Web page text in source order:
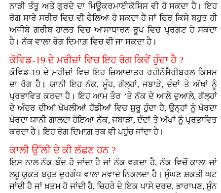
ਨਾੜੀ ਤੰਤੂ ਅਤੇ ਗੁਰਦੇ ਦਾ ਮਿਊਕਰਮਾਈਕੋਸਿਸ ਵੀ ਹੋ ਸਕਦਾ ਹੈ। ਇਹ
ਰੋਗ ਸਾਰੇ ਸਰੀਰ ਵਿਚ ਵੀ ਫੈਲਿਆ ਹੋ ਸਕਦਾ ਹੈ ਜਾਂ ਫਿਰ ਕਿਸੇ ਬਹੁਤ ਹੀ
ਅਜੀਬੋ ਗਰੀਬ ਹਾਲਤ ਵਿਚ ਆਸਾਧਾਰਨ ਰੂਪ ਵਿਚ ਪ੍ਰਗਟ ਹੋ ਸਕਦਾ
ਹੈ। ਨੱਕ ਵਾਲਾ ਰੋਗ ਦਿਮਾਗ਼ ਵਿਚ ਵੀ ਜਾ ਸਕਦਾ ਹੈ।
ਕੋਵਿਡ-19 ਦੇ ਮਰੀਜ਼ਾਂ ਵਿਚ ਇਹ ਰੋਗ ਕਿਵੇਂ ਹੁੰਦਾ ਹੈ ?
ਕੋਵਿਡ-19 ਦੇ ਮਰੀਜ਼ਾਂ ਵਿਚ ਇਹ ਜ਼ਿਆਦਾਤਰ ਰਹੀਨੋਸੈਰੀਬਰਲ ਕਿਸਮ
ਦਾ ਰੋਗ ਹੈ। ਯਾਨੀ ਇਹ ਨੱਕ, ਮੂੰਹ, ਗੱਲ੍ਹਾਂ, ਜਬਾੜੇ, ਦੰਦਾਂ ਤੇ ਅੱਖਾਂ ਨੂੰ
ਪ੍ਰਭਾਵਿਤ ਕਰਦਾ ਹੈ। ਇਹ ਆਮ ਤੌਰ ’ਤੇ ਨੱਕ ਦੇ ਆਲੇ ਦੁਆਲੇ, ਗੱਲ੍ਹਾਂ
ਦੇ ਅੰਦਰ ਦੀਆਂ ਖੋਖਲੀਆਂ ਹੱਡੀਆਂ ਵਿਚ ਸ਼ੁਰੂ ਹੁੰਦਾ ਹੈ, ਉਨ੍ਹਾਂ ਨੂੰ ਖੋਰਦਾ
ਖੋਰਦਾ ਯਾਨੀ ਗਾਲਦਾ ਹੋਇਆ ਨੱਕ, ਜਬਾੜਾ, ਦੰਦਾਂ ਤੇ ਅੱਖਾਂ ਨੂੰ ਪ੍ਰਭਾਵਿਤ
ਕਰਦਾ ਹੈ। ਇਹ ਰੋਗ ਦਿਮਾਗ਼ ਤਕ ਵੀ ਪਹੁੰਚ ਜਾਂਦਾ ਹੈ।
ਕਾਲੀ ਉੱਲੀ ਦੇ ਕੀ ਲੱਛਣ ਹਨ ?
ਇਸ ਨਾਲ ਨੱਕ ਬੰਦ ਹੋ ਜਾਂਦਾ ਹੈ ਜਾਂ ਨੱਕ ਵਗਦਾ ਹੈ, ਨੱਕ ਵਿਚੋਂ ਕਾਲਾ ਜਾਂ
ਲਹੂ ਯੁਕਤ ਬਹੁਤ ਦੁਰਗੰਧ ਵਾਲਾ ਮਵਾਦ ਨਿਕਲਦਾ ਹੈ। ਸੁੰਘਣ ਸ਼ਕਤੀ ਘਟ
ਜਾਂਦੀ ਹੈ ਜਾਂ ਖ਼ਤਮ ਹੋ ਜਾਂਦੀ ਹੈ, ਚਿਹਰੇ ਦੇ ਇਕ ਪਾਸੇ ਦਰਦ, ਭਾਰਾਪਣ, ਸੁੰਨ